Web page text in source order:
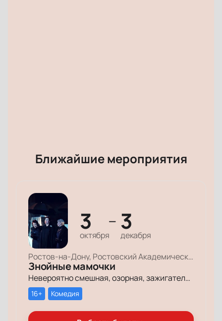
Ближайшие мероприятия
3
октября
— 3
декабря
Ростов-на-Дону, Ростовский Академический Театр Драмы, Малая сцена
Знойные мамочки
Невероятно смешная, озорная, зажигательная комедия – о том, как две прекрасные леди степенного возраста вовсе не торопятся остепеняться, и подают своим уже взрослым детям отличный пример, как жить на полную катушку.
16+ Комедия